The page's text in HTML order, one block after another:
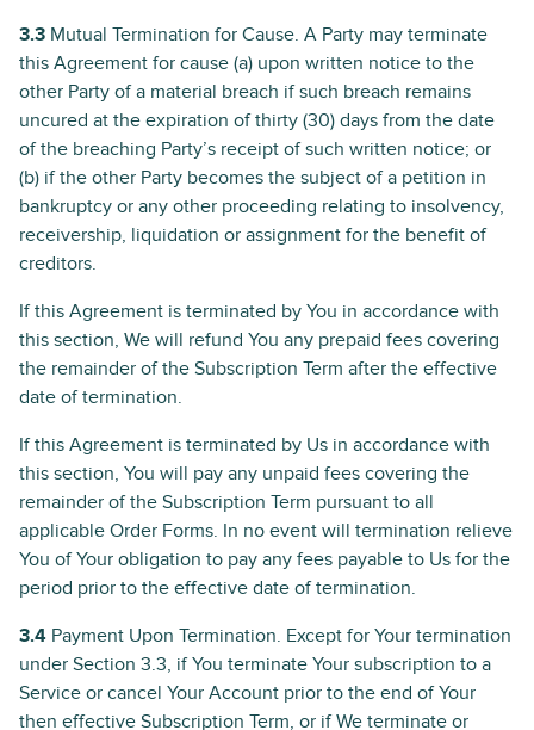
3.3 Mutual Termination for Cause. A Party may terminate
this Agreement for cause (a) upon written notice to the
other Party of a material breach if such breach remains
uncured at the expiration of thirty (30) days from the date
of the breaching Party’s receipt of such written notice; or
(b) if the other Party becomes the subject of a petition in
bankruptcy or any other proceeding relating to insolvency,
receivership, liquidation or assignment for the benefit of
creditors.
If this Agreement is terminated by You in accordance with
this section, We will refund You any prepaid fees covering
the remainder of the Subscription Term after the effective
date of termination.
If this Agreement is terminated by Us in accordance with
this section, You will pay any unpaid fees covering the
remainder of the Subscription Term pursuant to all
applicable Order Forms. In no event will termination relieve
You of Your obligation to pay any fees payable to Us for the
period prior to the effective date of termination.
3.4 Payment Upon Termination. Except for Your termination
under Section 3.3, if You terminate Your subscription to a
Service or cancel Your Account prior to the end of Your
then effective Subscription Term, or if We terminate or